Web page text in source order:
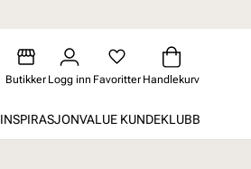
Butikker Logg inn Favoritter Handlekurv
INSPIRASJONVALUE KUNDEKLUBB